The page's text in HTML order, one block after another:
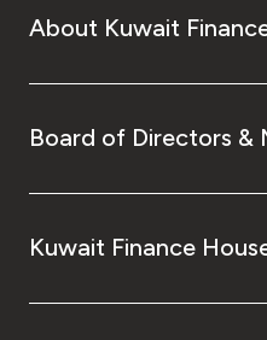
About Kuwait
Board of Directors &
Kuwait Finance